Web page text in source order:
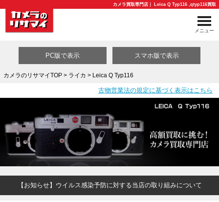
カメラ買取専門店｜ Leica Q Typ116 ,qtyp116買取
メニュー
買取カテゴリ一覧
PC版で表示 スマホ版で表示
カメラのリサマイTOP> ライカ > Leica Q Typ116
古物営業法の規定に基づく表示はこちら
【お知らせ】ウイルス感染予防に対する当店の取り組みについて